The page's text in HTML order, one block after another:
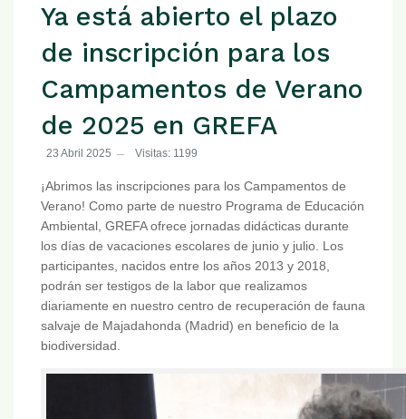
Ya está abierto el plazo
de inscripción para los
Campamentos de Verano
de 2025 en GREFA
23 Abril 2025 Visitas: 1199
¡Abrimos las inscripciones para los Campamentos de
Verano! Como parte de nuestro Programa de Educación
Ambiental, GREFA ofrece jornadas didácticas durante
los días de vacaciones escolares de junio y julio. Los
participantes, nacidos entre los años 2013 y 2018,
podrán ser testigos de la labor que realizamos
diariamente en nuestro centro de recuperación de fauna
salvaje de Majadahonda (Madrid) en beneficio de la
biodiversidad.